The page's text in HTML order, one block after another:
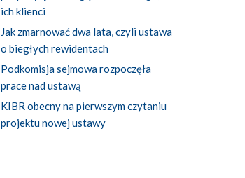
ich klienci
Jak zmarnować dwa lata, czyli ustawa
o biegłych rewidentach
Podkomisja sejmowa rozpoczęła
prace nad ustawą
KIBR obecny na pierwszym czytaniu
projektu nowej ustawy